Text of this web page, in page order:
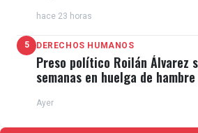
hace 23 horas
5 DERECHOS HUMANOS
Preso político Roilán Álvarez
semanas en huelga de
Ayer